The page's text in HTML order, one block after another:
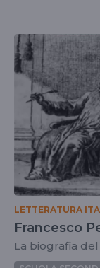
LETTERATURA
Francesco
La biografia